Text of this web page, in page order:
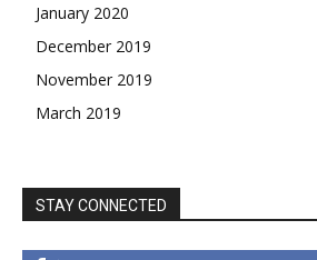
January 2020
December 2019
November 2019
March 2019
STAY CONNECTED